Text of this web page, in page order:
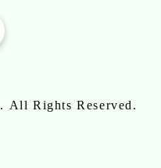
. All Rights Reserved.